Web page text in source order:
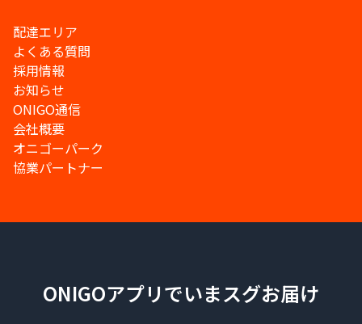
配達エリア
よくある質問
採用情報
お知らせ
ONIGO通信
会社概要
オニゴーパーク
協業パートナー
ONIGOアプリでいまスグお届け